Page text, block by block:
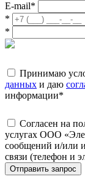
E-mail*
*
*
Принимаю
данных и даю
информации*
Согласен на
услугах ООО
сообщений и/или
связи (телефон и
Отправить запрос